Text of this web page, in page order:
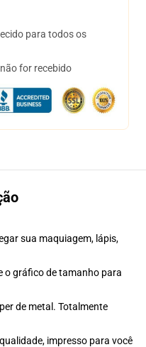
para todos os
for recebido
sua maquiagem, lápis,
o gráfico de tamanho para
de metal. Totalmente
impresso para você